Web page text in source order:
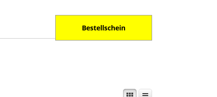
Bestellschein